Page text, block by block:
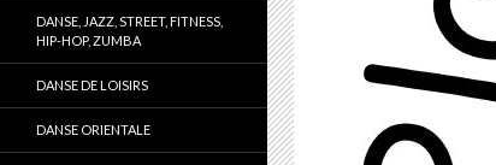
DANSE, JAZZ, STREET, FITNESS,
HIP-HOP, ZUMBA
DANSE DE LOISIRS
DANSE ORIENTALE